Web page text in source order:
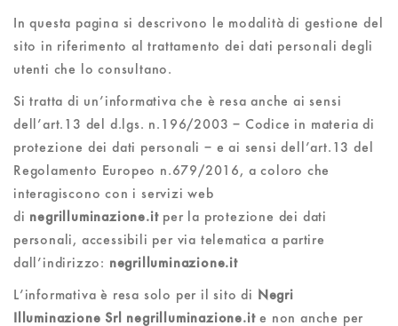
In questa pagina si descrivono le modalità di gestione del
sito in riferimento al trattamento dei dati personali degli
utenti che lo consultano.
Si tratta di un’informativa che è resa anche ai sensi
dell’art.13 del d.lgs. n.196/2003 – Codice in materia di
protezione dei dati personali – e ai sensi dell’art.13 del
Regolamento Europeo n.679/2016, a coloro che
interagiscono con i servizi web
di negrilluminazione.itper la protezione dei dati
personali, accessibili per via telematica a partire
dall’indirizzo: negrilluminazione.it
L’informativa è resa solo per il sito di Negri
Illuminazione Srl negrilluminazione.ite non anche per